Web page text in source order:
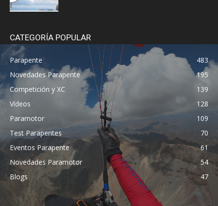
CATEGORÍA POPULAR
Parapente
483
Novedades Parapente
195
Competición y XC
139
Vídeos
128
Paramotor
109
Test Parapentes
70
Eventos Parapente
61
Novedades Paramotor
54
Blogs
47